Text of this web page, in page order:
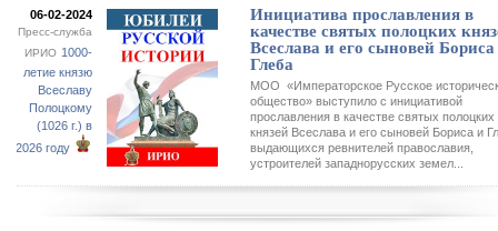
06-02-2024
Пресс-служба
ИРИО 1000-
летие князю
Всеславу
Полоцкому
(1026 г.) в
2026 году
Инициатива прославления в
качестве святых полоцких
Всеслава и его сыновей
Глеба
МОО «Императорское Русское
общество» выступило с инициативой
прославления в качестве святых полоцких
князей Всеслава и его сыновей Бориса и
выдающихся ревнителей православия,
устроителей западнорусских земел...